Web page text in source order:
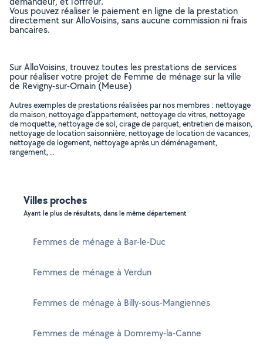
Vous pouvez réaliser le paiement en ligne de la prestation
directement sur AlloVoisins, sans aucune commission ni frais
bancaires.
Sur AlloVoisins, trouvez toutes les prestations de services
pour réaliser votre projet de Femme de ménage sur la ville
de Revigny-sur-Ornain (Meuse)
Autres exemples de prestations réalisées par nos membres : nettoyage
de maison, nettoyage d'appartement, nettoyage de vitres, nettoyage
de moquette, nettoyage de sol, cirage de parquet, entretien de maison,
nettoyage de location saisonnière, nettoyage de location de vacances,
nettoyage de logement, nettoyage après un déménagement,
rangement, ..
Villes proches
Ayant le plus de résultats, dans le même département
Femmes de ménage à Bar-le-Duc
Femmes de ménage à Verdun
Femmes de ménage à Billy-sous-Mangiennes
Femmes de ménage à Domremy-la-Canne